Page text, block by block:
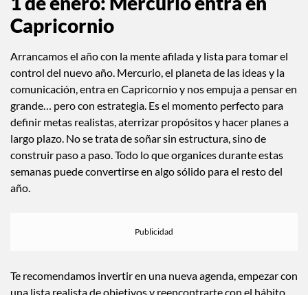
enero 2026
1 de enero: Mercurio entra en
Capricornio
Arrancamos el año con la mente afilada y lista para tomar el
control del nuevo año. Mercurio, el planeta de las ideas y la
comunicación, entra en Capricornio y nos empuja a pensar en
grande… pero con estrategia. Es el momento perfecto para
definir metas realistas, aterrizar propósitos y hacer planes a
largo plazo. No se trata de soñar sin estructura, sino de
semanas puede convertirse en algo sólido para el resto del